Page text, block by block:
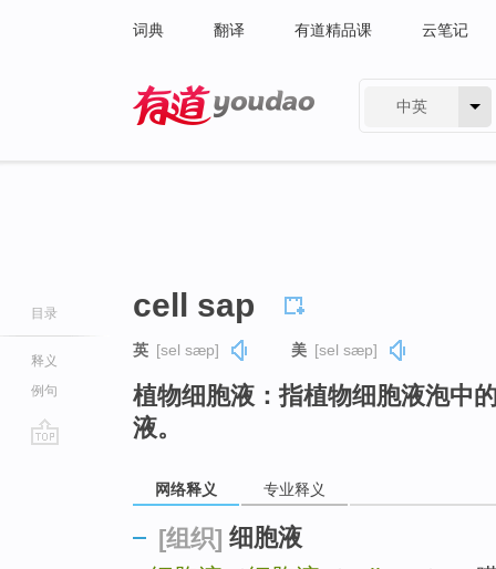
词典 翻译 有道精品课 云笔记
中英
目录
释义
例句
cell sap
英 [sel sæp] 美 [sel sæp]
植物细胞液：指植物细胞液泡中
液。
网络释义 专业释义
[组织] 细胞液